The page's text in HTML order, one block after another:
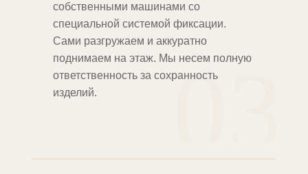
03
собственными машинами со
специальной системой фиксации.
Сами разгружаем и аккуратно
поднимаем на этаж. Мы несем полную
ответственность за сохранность
изделий.